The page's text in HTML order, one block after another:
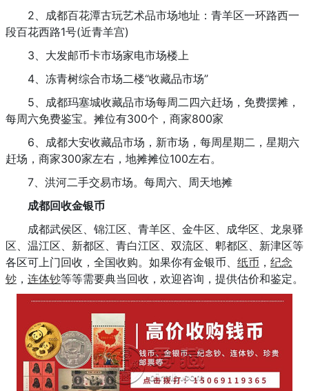
2、成都百花潭古玩艺术品市场地址：青羊区一环路西一
段百花西路1号(近青羊宫)
3、大发邮币卡市场家电市场楼上
4、冻青树综合市场二楼“收藏品市场”
5、成都玛塞城收藏品市场每周二四六赶场，免费摆摊，
每周六免费鉴宝。摊位有300个，商家800家
6、成都大安收藏品市场，新市场，每周星期二，星期六
赶场，商家300家左右，地摊摊位100左右。
7、洪河二手交易市场。每周六、周天地摊
成都回收金银币
成都武侯区、锦江区、青羊区、金牛区、成华区、龙泉驿
区、温江区、新都区、青白江区、双流区、郫都区、新津区等
各区可上门回收，全国收购。如果你有金银币、 纸币 ， 纪念
钞 ， 连体钞等等需要典当回收，欢迎咨询，提供估价和鉴定。